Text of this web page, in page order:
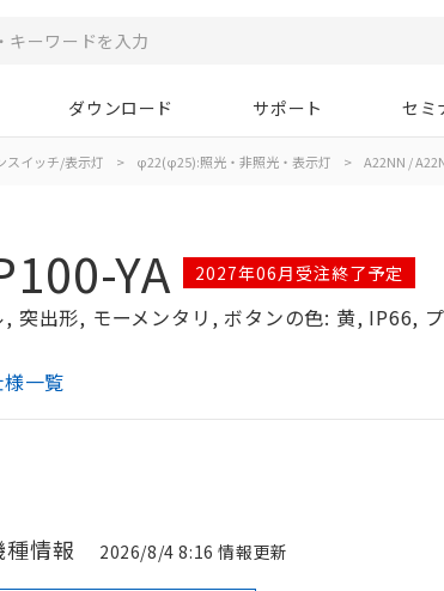
ダウンロード サポート セミ
スイッチ/表示灯 > φ22(φ25):照光・非照光・表示灯 > A22NN /
YA 2027年06月受注終了予定
突出形, モーメンタリ, ボタンの色: 黄, IP66,
一覧
情報 2026/8/4 8:16 情報更新